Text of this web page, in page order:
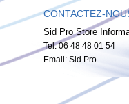
CONTACTEZ-
Sid Pro Store
Tel: 06 48 48 01 54
Email: Sid Pro